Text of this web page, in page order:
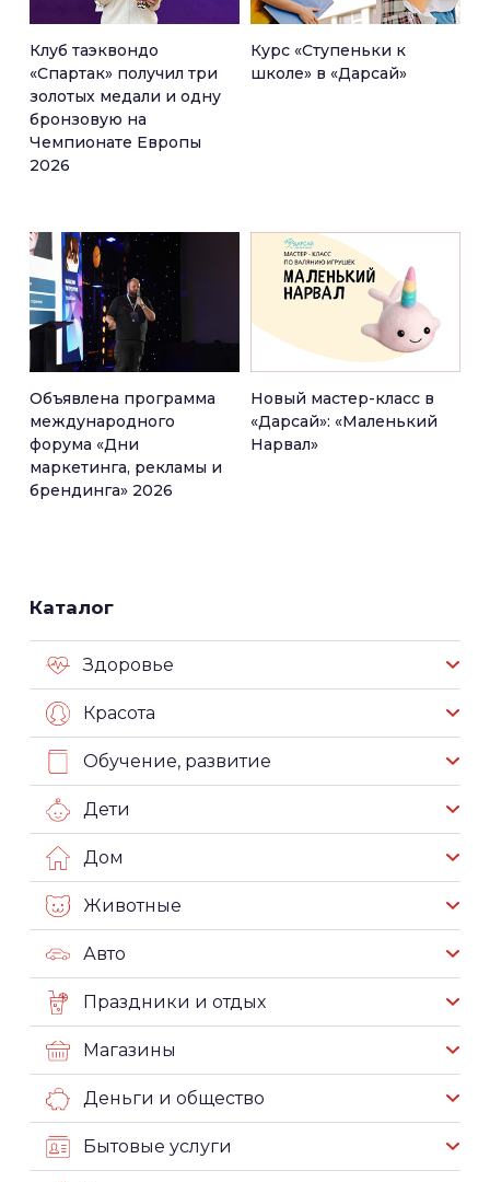
Клуб таэквондо
«Спартак» получил три
золотых медали и одну
бронзовую на
Чемпионате Европы
2026
Курс «Ступеньки к
школе» в «Дарсай»
Объявлена программа
международного
форума «Дни
маркетинга, рекламы и
брендинга» 2026
Новый мастер-класс в
«Дарсай»: «Маленький
Нарвал»
Каталог
Здоровье
Красота
Обучение, развитие
Дети
Дом
Животные
Авто
Праздники и отдых
Магазины
Деньги и общество
Бытовые услуги